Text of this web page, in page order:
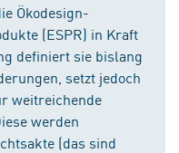
Ökodesign-
(ESPR) in Kraft
definiert sie bislang
setzt jedoch
weitreichende
werden
(das sind